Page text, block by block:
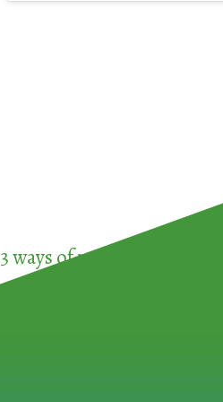
3 ways of participating in the